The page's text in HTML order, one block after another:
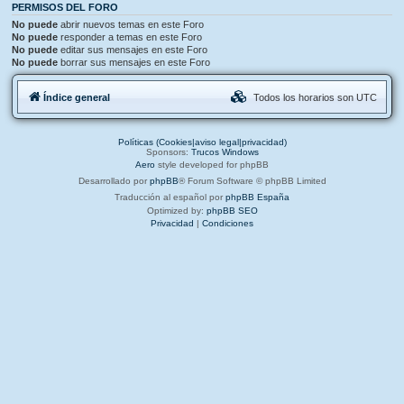
PERMISOS DEL FORO
No puede abrir nuevos temas en este Foro
No puede responder a temas en este Foro
No puede editar sus mensajes en este Foro
No puede borrar sus mensajes en este Foro
Índice general Todos los horarios son UTC
Políticas (Cookies|aviso legal|privacidad)
Sponsors: Trucos Windows
Aero style developed for phpBB
Desarrollado por phpBB® Forum Software © phpBB Limited
Traducción al español por phpBB España
Optimized by: phpBB SEO
Privacidad | Condiciones